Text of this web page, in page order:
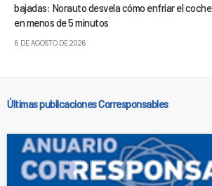
bajadas: Norauto desvela cómo enfriar el coche
en menos de 5 minutos
6 DE AGOSTO DE 2026
Últimas publicaciones Corresponsables